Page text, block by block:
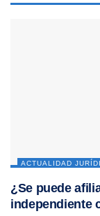
ACTUALIDAD
¿Se puede
independiente